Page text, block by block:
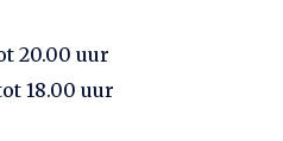
20.00 uur
18.00 uur